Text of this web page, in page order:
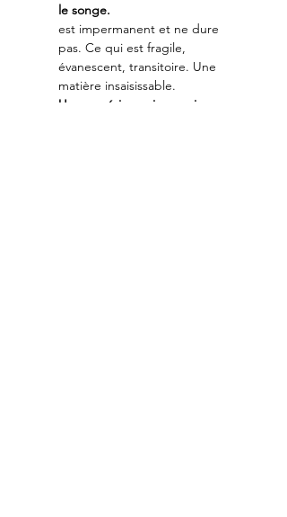
le songe.
est impermanent et ne dure
pas. Ce qui est fragile,
évanescent, transitoire. Une
matière insaisissable.
Une expérience immersive